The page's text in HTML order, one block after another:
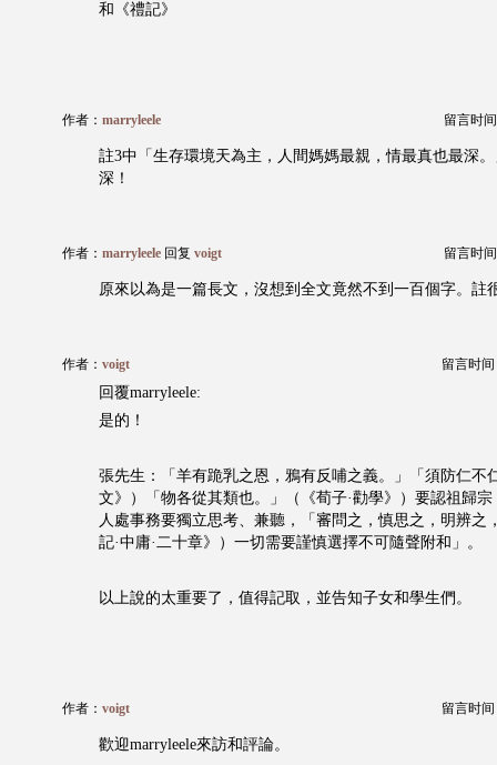
和《禮記》
作者： marryleele 留言时
註3中「生存環境天為主，人間媽媽最親，情最真也最深
深！
作者： marryleele 回复 voigt 留言时
原來以為是一篇長文，沒想到全文竟然不到一百個字。註
作者： voigt 留言时间
回覆marryleele:
是的！
張先生：「羊有跪乳之恩，鴉有反哺之義。」「須防仁不
文》）「物各從其類也。」（《荀子·勸學》）要認祖歸
人處事務要獨立思考、兼聽，「審問之，慎思之，明辨之
記·中庸·二十章》）一切需要謹慎選擇不可隨聲附和」。
以上說的太重要了，值得記取，並告知子女和學生們。
作者： voigt 留言时间
歡迎marryleele來訪和評論。